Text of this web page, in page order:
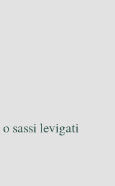
sassi levigati